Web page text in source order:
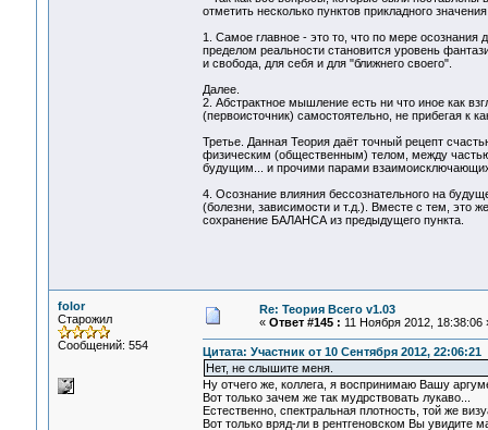
отметить несколько пунктов прикладного
1. Самое главное - это то, что по мере
пределом реальности становится уровень
и свобода, для себя и для "ближнего своего".
Далее.
2. Абстрактное мышление есть ни что иное как
(первоисточник) самостоятельно, не прибегая к
Третье. Данная Теория даёт точный рецепт
физическим (общественным) телом, между
будущим... и прочими парами
4. Осознание влияния бессознательного на
(болезни, зависимости и т.д.). Вместе с тем, это
сохранение БАЛАНСА из предыдущего пункта.
folor
Старожил
Сообщений: 554
Re: Теория Всего v1.03
« Ответ #145 : 11 Ноября 2012, 18:38:06
Цитата: Участник от 10 Сентября 2012, 22:06:21
Нет, не слышите меня.
Ну отчего же, коллега, я воспринимаю Вашу
Вот только зачем же так мудрствовать лукаво...
Естественно, спектральная плотность, той же
Вот только вряд-ли в рентгеновском Вы увидите